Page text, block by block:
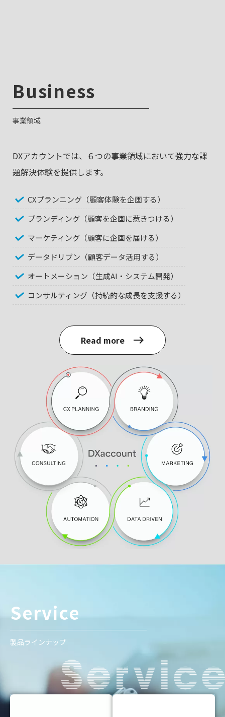
Business
事業領域
DXアカウントでは、６つの事業領域において強力な課
題解決体験を提供します。
CXプランニング（顧客体験を企画する）
ブランディング（顧客を企画に惹きつける）
マーケティング（顧客に企画を届ける）
データドリブン（顧客データ活用する）
オートメーション（生成AI・システム開発）
コンサルティング（持続的な成長を支援する）
Read more east
Service
製品ラインナップ